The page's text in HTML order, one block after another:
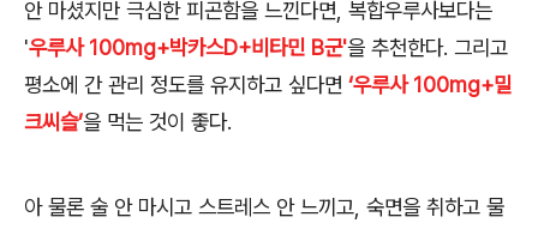
안 마셨지만 극심한 피곤함을 느낀다면, 복합우루사보다는
'우루사 100mg+박카스D+비타민 B군'을 추천한다. 그리고
평소에 간 관리 정도를 유지하고 싶다면 ‘우루사 100mg+밀
크씨슬’을 먹는 것이 좋다.
아 물론 술 안 마시고 스트레스 안 느끼고, 숙면을 취하고 물